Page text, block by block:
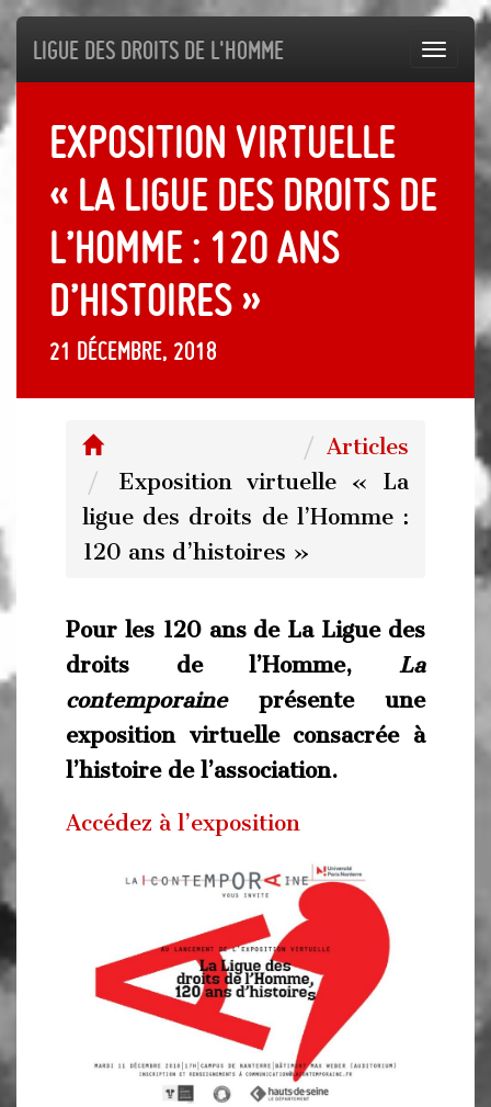
Ligue des droits de l'Homme
Exposition virtuelle
« La ligue des droits de
l’Homme : 120 ans
d’histoires »
21 décembre, 2018
Articles
Exposition virtuelle « La
ligue des droits de l’Homme :
120 ans d’histoires »
Pour les 120 ans de La Ligue des
droits de l’Homme, La
contemporaine présente une
exposition virtuelle consacrée à
l’histoire de l’association.
Accédez à l’exposition